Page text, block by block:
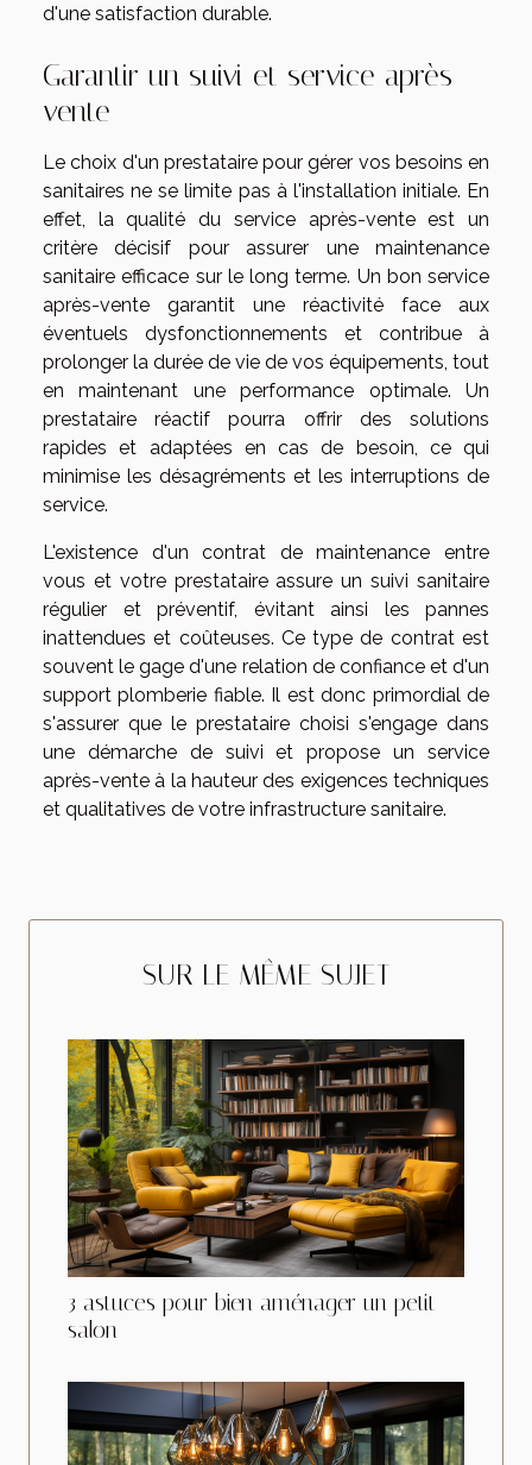
d'une satisfaction durable.
Garantir un suivi et service après-
vente
Le choix d'un prestataire pour gérer vos besoins en
sanitaires ne se limite pas à l'installation initiale. En
effet, la qualité du service après-vente est un
critère décisif pour assurer une maintenance
sanitaire efficace sur le long terme. Un bon service
après-vente garantit une réactivité face aux
éventuels dysfonctionnements et contribue à
prolonger la durée de vie de vos équipements, tout
en maintenant une performance optimale. Un
prestataire réactif pourra offrir des solutions
rapides et adaptées en cas de besoin, ce qui
minimise les désagréments et les interruptions de
service.
L'existence d'un contrat de maintenance entre
vous et votre prestataire assure un suivi sanitaire
régulier et préventif, évitant ainsi les pannes
inattendues et coûteuses. Ce type de contrat est
souvent le gage d'une relation de confiance et d'un
support plomberie fiable. Il est donc primordial de
s'assurer que le prestataire choisi s'engage dans
une démarche de suivi et propose un service
après-vente à la hauteur des exigences techniques
et qualitatives de votre infrastructure sanitaire.
SUR LE MÊME SUJET
3 astuces pour bien aménager un petit
salon